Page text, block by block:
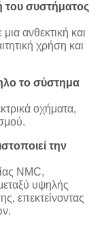
του συστήματος
ανθεκτική και
χρήση και
το σύστημα
οχήματα,
την
NMC,
υψηλής
επεκτείνοντας